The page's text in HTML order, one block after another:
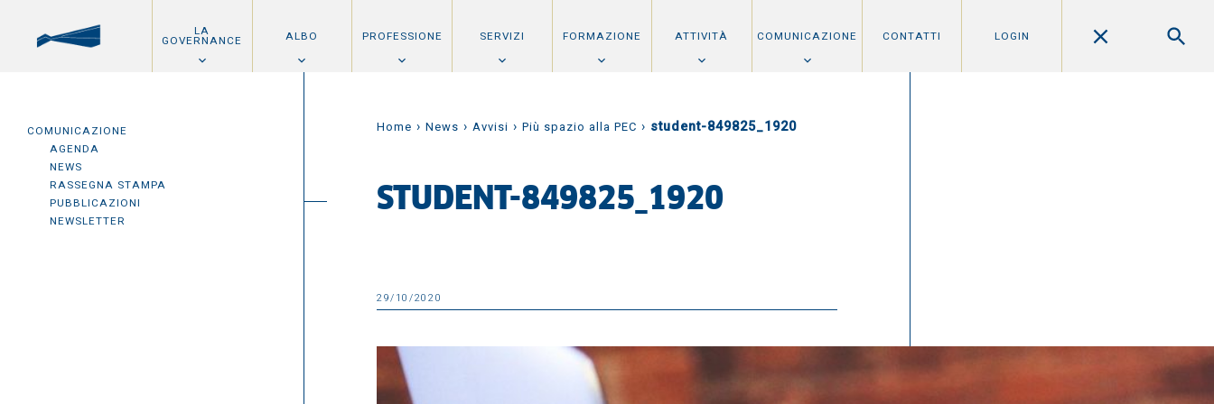
LA
GOVERNANCE ALBO PROFESSIONE SERVIZI FORMAZIONE ATTIVITÀ COMUNICAZIONE CONTATTI LOGIN
COMUNICAZIONE
AGENDA
NEWS
RASSEGNA STAMPA
PUBBLICAZIONI
NEWSLETTER
Home › News › Avvisi › Più spazio alla PEC › student-849825_1920
STUDENT-849825_1920
29/10/2020